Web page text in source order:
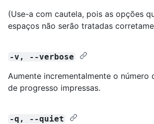
(Use-a com cautela, pois as opções
espaços não serão tratadas
-v, --verbose
Aumente incrementalmente o número
de progresso impressas.
-q, --quiet